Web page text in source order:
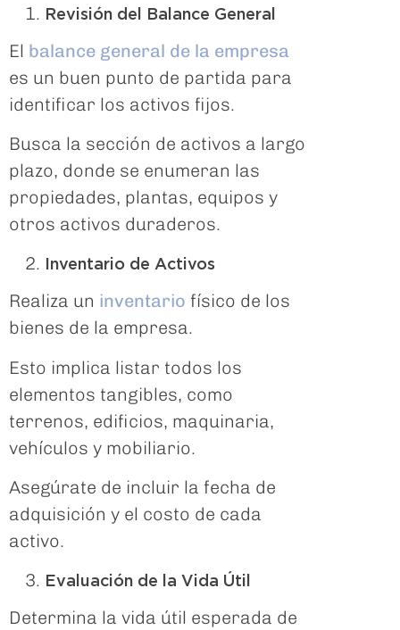
Revisión del Balance General
El balance general de la empresa
es un buen punto de partida para
identificar los activos fijos.
Busca la sección de activos a largo
plazo, donde se enumeran las
propiedades, plantas, equipos y
otros activos duraderos.
Inventario de Activos
Realiza un inventario físico de los
bienes de la empresa.
Esto implica listar todos los
elementos tangibles, como
terrenos, edificios, maquinaria,
vehículos y mobiliario.
Asegúrate de incluir la fecha de
adquisición y el costo de cada
activo.
Evaluación de la Vida Útil
Determina la vida útil esperada de